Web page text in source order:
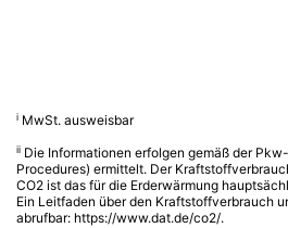
i MwSt. ausweisbar
ii Die Informationen erfolgen gemäß der
Procedures) ermittelt. Der
CO2 ist das für die Erderwärmung
Ein Leitfaden über den Kraftstoffverbrauch
abrufbar: https://www.dat.de/co2/.